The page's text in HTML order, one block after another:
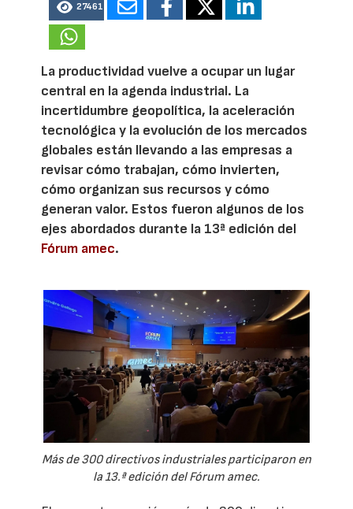
27461
La productividad vuelve a ocupar un lugar
central en la agenda industrial. La
incertidumbre geopolítica, la aceleración
tecnológica y la evolución de los mercados
globales están llevando a las empresas a
revisar cómo trabajan, cómo invierten,
cómo organizan sus recursos y cómo
generan valor. Estos fueron algunos de los
ejes abordados durante la 13ª edición del
Fórum amec.
Más de 300 directivos industriales participaron en
la 13.ª edición del Fórum amec.